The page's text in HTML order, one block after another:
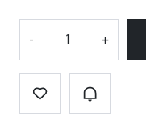
- +